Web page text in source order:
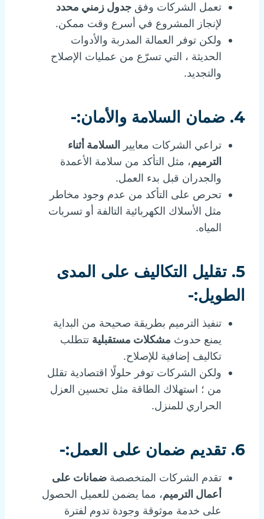
تعمل الشركات وفق جدول زمني محدد
لإنجاز المشروع في أسرع وقت ممكن.
ولكن توفر العمالة المدربة والأدوات
الحديثة ، التي تسرّع من عمليات الإصلاح
والتجديد.
4. ضمان السلامة والأمان:-
تراعي الشركات معايير
السلامة أثناء
الترميم، مثل التأكد من سلامة الأعمدة
والجدران قبل بدء العمل.
تحرص على التأكد من عدم وجود مخاطر
مثل الأسلاك الكهربائية التالفة أو تسربات
المياه.
5. تقليل التكاليف على المدى
الطويل:-
تنفيذ الترميم بطريقة صحيحة من البداية
يمنع حدوث مشكلات مستقبلية تتطلب
تكاليف إضافية للإصلاح.
ولكن الشركات توفر حلولًا اقتصادية تقلل
من ؛ استهلاك الطاقة مثل تحسين العزل
الحراري للمنزل.
6. تقديم ضمان على العمل:-
تقدم الشركات المتخصصة ضمانات على
أعمال الترميم، مما يضمن للعميل الحصول
على خدمة موثوقة وجودة تدوم لفترة